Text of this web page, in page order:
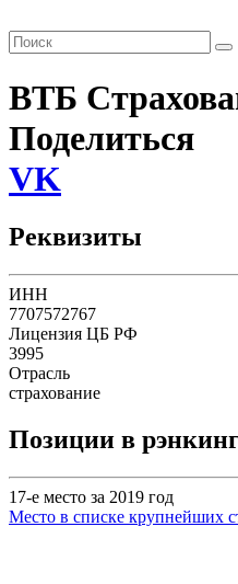
ВТБ
Поделиться
VK
Реквизиты
ИНН
7707572767
Лицензия ЦБ РФ
3995
Отрасль
страхование
Позиции в
17-е место за 2019 год
Место в списке крупнейших